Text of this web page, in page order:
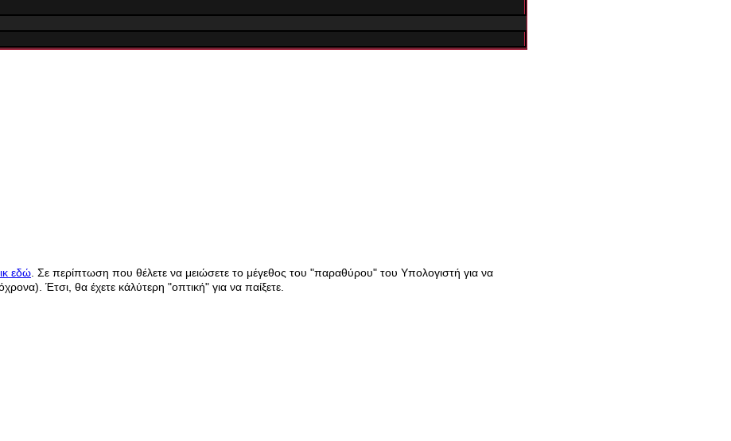
εδώ . Σε περίπτωση που θέλετε να μειώσετε το μέγεθος του "παραθύρου" του Υπολογιστή για να
Έτσι, θα έχετε κάλύτερη "οπτική" για να παίξετε.